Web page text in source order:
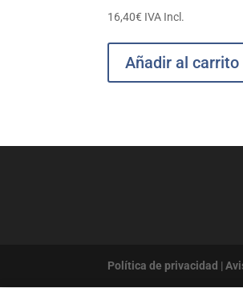
16,40€ IVA Incl.
Añadir al carrito
Política de privacidad |